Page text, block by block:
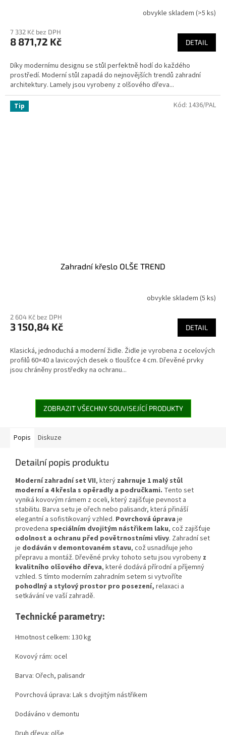
obvykle skladem (>5 ks)
7 332 Kč bez DPH
8 871,72 Kč DETAIL
Díky modernímu designu se stůl perfektně hodí do každého
prostředí. Moderní stůl zapadá do nejnovějších trendů zahradní
architektury. Lamely jsou vyrobeny z olšového dřeva...
Tip
Zahradní křeslo OLŠE TREND
obvykle skladem (5 ks)
2 604 Kč bez DPH
3 150,84 Kč DETAIL
Klasická, jednoduchá a moderní židle. Židle je vyrobena z ocelových
profilů 60×40 a lavicových desek o tloušťce 4 cm. Dřevěné prvky
jsou chráněny prostředky na ochranu...
Kód: 1436/PAL
ZOBRAZIT VŠECHNY SOUVISEJÍCÍ PRODUKTY
Popis Diskuze
Detailní popis produktu
Moderní zahradní set VII, který zahrnuje 1 malý stůl
moderní a 4 křesla s opěradly a područkami. Tento set
vyniká kovovým rámem z oceli, který zajišťuje pevnost a
stabilitu. Barva setu je ořech nebo palisandr, která přináší
elegantní a sofistikovaný vzhled. Povrchová úprava je
provedena speciálním dvojitým nástřikem laku, což zajišťuje
odolnost a ochranu před povětrnostními vlivy. Zahradní set
je dodáván v demontovaném stavu, což usnadňuje jeho
přepravu a montáž. Dřevěné prvky tohoto setu jsou vyrobeny z
kvalitního olšového dřeva, které dodává přírodní a příjemný
vzhled. S tímto moderním zahradním setem si vytvoříte
pohodlný a stylový prostor pro posezení, relaxaci a
setkávání ve vaší zahradě.
Technické parametry:
Hmotnost celkem: 130 kg
Kovový rám: ocel
Barva: Ořech, palisandr
Povrchová úprava: Lak s dvojitým nástřikem
Dodáváno v demontu